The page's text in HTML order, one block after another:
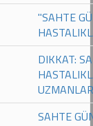
"SAHTE
DIKKAT:
SAHTE